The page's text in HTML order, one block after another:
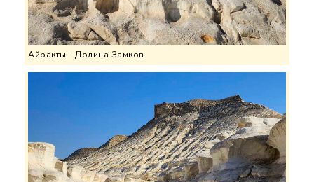
Айракты - Долина Замков